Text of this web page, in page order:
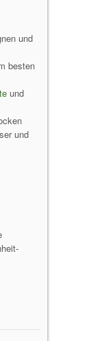
und
besten
und
und